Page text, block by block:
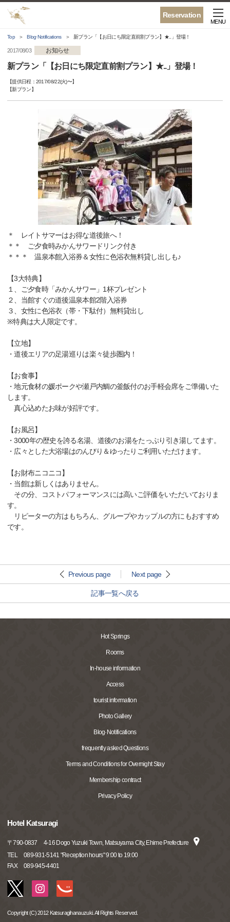
Reservation
MENU
Top Blog·Notifications 新プラン「【お日にち限定直前割プラン】★..」登場！
2017/08/03 お知らせ
新プラン「【お日にち限定直前割プラン】★..」登場！
【提供日程： 2017/08/22(火)〜】
【新プラン】
＊ レイトサマーはお得な道後旅へ！
＊＊ ご夕食時みかんサワードリンク付き
＊＊＊ 温泉本館入浴券＆女性に色浴衣無料貸し出しも♪
【3大特典】
１、ご夕食時「みかんサワー」1杯プレゼント
２、当館すぐの道後温泉本館2階入浴券
３、女性に色浴衣（帯・下駄付）無料貸出し
※特典は大人限定です。
【立地】
・道後エリアの足湯巡りは楽々徒歩圏内！
【お食事】
・地元食材の媛ポークや瀬戸内鯛の釜飯付のお手軽会席をご準備いた
します。
真心込めたお味が好評です。
【お風呂】
・3000年の歴史を誇る名湯、道後のお湯をたっぷり引き湯してます。
・広々とした大浴場はのんびり＆ゆったりご利用いただけます。
【お財布ニコニコ】
・当館は新しくはありません。
その分、コストパフォーマンスには高いご評価をいただいておりま
す。
リピーターの方はもちろん、グループやカップルの方にもおすすめ
です。
Previous page Next page
記事一覧へ戻る
Hot Springs
Rooms
In-house information
Access
tourist information
Photo Gallery
Blog·Notifications
frequently asked Questions
Terms and Conditions for Overnight Stay
Membership contract
Privacy Policy
Hotel Katsuragi
〒790-0837
4-16 Dogo Yuzuki Town, Matsuyama City, Ehime Prefecture
TEL
089-931-5141 "Reception hours" 9:00 to 19:00
FAX
089-945-4401
Copyright (C) 2012 Katsuragihanauzuki. All Rights Reserved.